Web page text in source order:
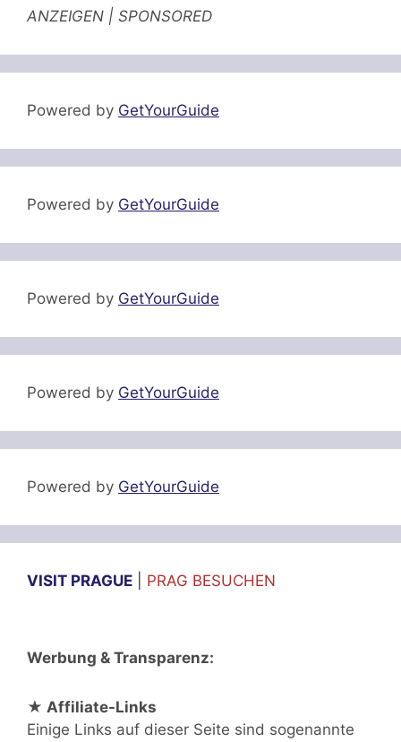
ANZEIGEN | SPONSORED
Powered by GetYourGuide
Powered by GetYourGuide
Powered by GetYourGuide
Powered by GetYourGuide
Powered by GetYourGuide
VISIT PRAGUE PRAG BESUCHEN
Werbung & Transparenz:
★ Affiliate-Links
Einige Links auf dieser Seite sind sogenannte